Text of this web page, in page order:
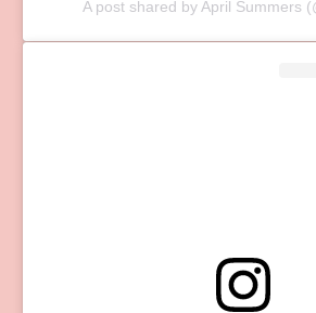
A post shared by April Summers